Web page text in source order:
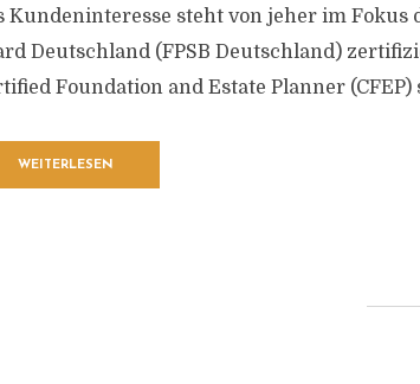
Kundeninteresse steht von jeher im
Deutschland (FPSB Deutschland)
Foundation and Estate Planner
WEITERLESEN